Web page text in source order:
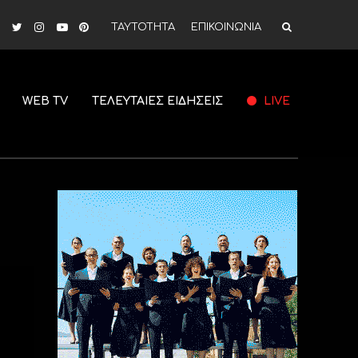
ΤΑΥΤΟΤΗΤΑ ΕΠΙΚΟΙΝΩΝΙΑ
WEB TV ΤΕΛΕΥΤΑΙΕΣ ΕΙΔΗΣΕΙΣ LIVE